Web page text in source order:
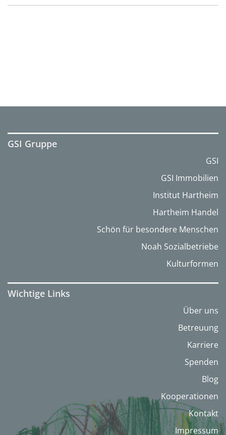
GSI Gruppe
GSI
GSI Immobilien
Institut Hartheim
Hartheim Handel
Schön für besondere Menschen
Noah Sozialbetriebe
Kulturformen
Wichtige Links
Über uns
Betreuung
Karriere
Spenden
Blog
Kooperationen
Kontakt
Impressum